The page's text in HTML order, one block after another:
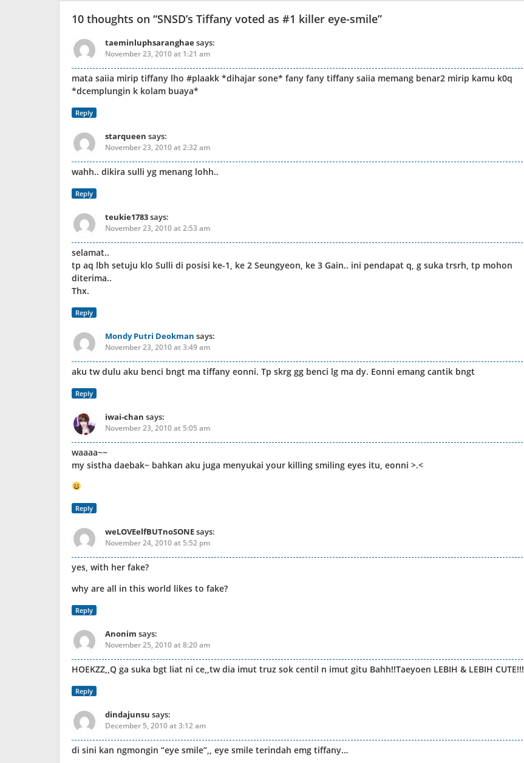
10 thoughts on “SNSD’s Tiffany voted as #1 killer eye-smile”
taeminluphsaranghaesays:
November 23, 2010 at 1:21 am
mata saiia mirip tiffany lho #plaakk *dihajar sone* fany fany tiffany saiia memang benar2 mirip kamu k0q
*dcemplungin k kolam buaya*
Reply
starqueen says:
November 23, 2010 at 2:32 am
wahh.. dikira sulli yg menang lohh..
Reply
teukie1783says:
November 23, 2010 at 2:53 am
selamat..
tp aq lbh setuju klo Sulli di posisi ke-1, ke 2 Seungyeon, ke 3 Gain.. ini pendapat q, g suka trsrh, tp mohon
diterima..
Thx.
Reply
Mondy Putri Deokman says:
November 23, 2010 at 3:49 am
aku tw dulu aku benci bngt ma tiffany eonni. Tp skrg gg benci lg ma dy. Eonni emang cantik bngt
Reply
iwai-chan says:
November 23, 2010 at 5:05 am
waaaa~~
my sistha daebak~ bahkan aku juga menyukai your killing smiling eyes itu, eonni >.<
Reply
weLOVEelfBUTnoSONEsays:
November 24, 2010 at 5:52 pm
yes, with her fake?
why are all in this world likes to fake?
Reply
Anonim says:
November 25, 2010 at 8:20 am
HOEKZZ,,Q ga suka bgt liat ni ce,,tw dia imut truz sok centil n imut gitu Bahh!!Taeyoen LEBIH & LEBIH CUTE!!!
Reply
dindajunsu says:
December 5, 2010 at 3:12 am
di sini kan ngmongin “eye smile”,, eye smile terindah emg tiffany…